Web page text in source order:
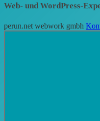
Web- und WordPress-
perun.net webwork gmbh